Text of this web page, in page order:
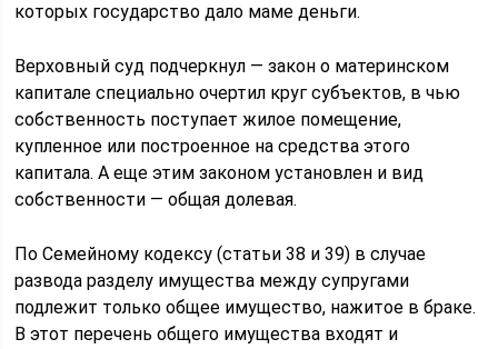
которых государство дало маме деньги.
Верховный суд подчеркнул — закон о материнском
капитале специально очертил круг субъектов, в чью
собственность поступает жилое помещение,
купленное или построенное на средства этого
капитала. А еще этим законом установлен и вид
собственности — общая долевая.
По Семейному кодексу (статьи 38 и 39) в случае
развода разделу имущества между супругами
подлежит только общее имущество, нажитое в браке.
В этот перечень общего имущества входят и